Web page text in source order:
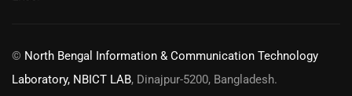
© North Bengal Information & Communication Technology
Laboratory, NBICT LAB, Dinajpur-5200, Bangladesh.